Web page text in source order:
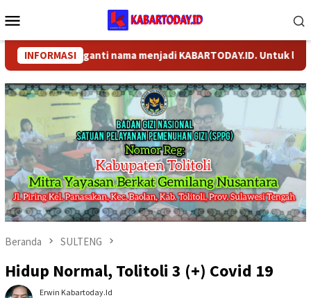
ke
Mobile
INFORMASI
telah berganti nama menjadi KABARTODAY.ID. Untuk
Beranda SULTENG
Hidup Normal, Tolitoli 3 (+) Covid 19
Erwin Kabartoday.id